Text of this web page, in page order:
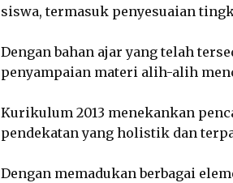
siswa, termasuk penyesuaian
Dengan bahan ajar yang telah
penyampaian materi alih-alih
Kurikulum 2013 menekankan
pendekatan yang holistik dan
Dengan memadukan berbagai